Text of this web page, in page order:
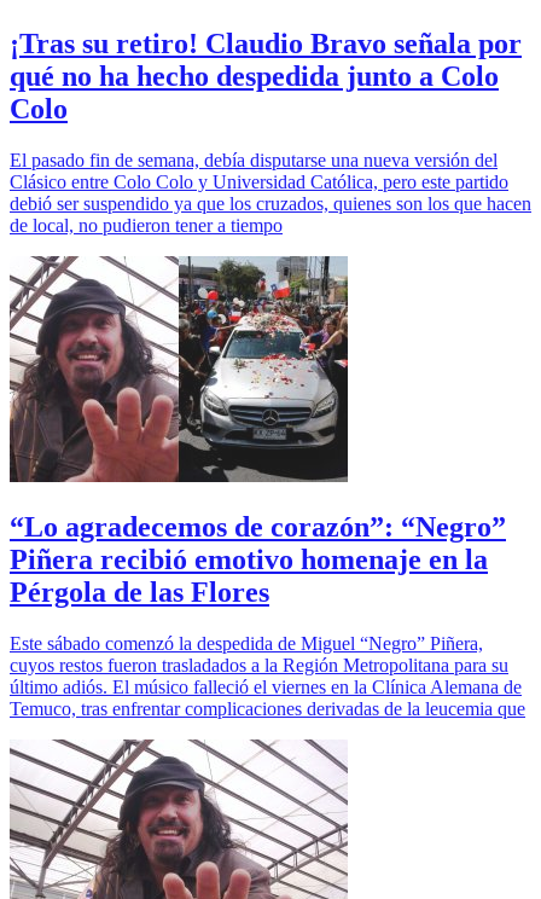
¡Tras su retiro! Claudio Bravo señala por
qué no ha hecho despedida junto a Colo
Colo
El pasado fin de semana, debía disputarse una nueva versión del
Clásico entre Colo Colo y Universidad Católica, pero este partido
debió ser suspendido ya que los cruzados, quienes son los que hacen
de local, no pudieron tener a tiempo
“Lo agradecemos de corazón”: “Negro”
Piñera recibió emotivo homenaje en la
Pérgola de las Flores
Este sábado comenzó la despedida de Miguel “Negro” Piñera,
cuyos restos fueron trasladados a la Región Metropolitana para su
último adiós. El músico falleció el viernes en la Clínica Alemana de
Temuco, tras enfrentar complicaciones derivadas de la leucemia que